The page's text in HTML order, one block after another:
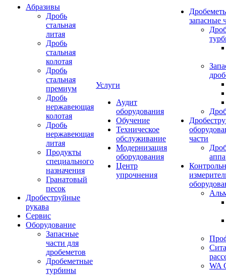
Абразивы
Дробь
стальная
литая
Дробь
стальная
колотая
Дробь
стальная
премиум
Дробь
нержавеющая
колотая
Дробь
нержавеющая
литая
Продукты
специального
назначения
Гранатовый
песок
Дробеструйные
рукава
Сервис
Оборудование
Запасные
части для
дробеметов
Дробеметные
турбины
Услуги
Аудит
оборудования
Обучение
Техническое
обслуживание
Модернизация
оборудования
Центр
упрочнения
запасные
части
WA